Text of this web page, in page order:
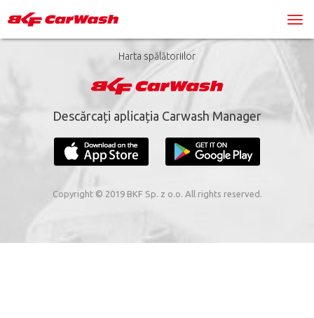
Harta spălătoriilor
Descărcați aplicația Carwash Manager
Copyright © 2019 BKF Sp. z o.o. All rights reserved.